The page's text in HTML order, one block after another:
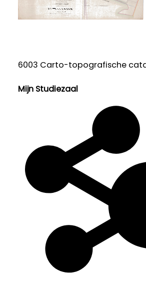
6003 Carto-topografische
Mijn Studiezaal